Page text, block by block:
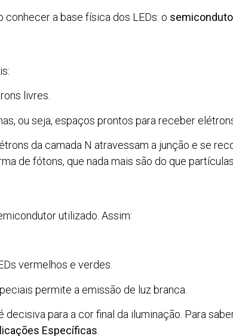
a base física dos LEDs: o
livres.
ou seja, espaços prontos para receber
da camada N atravessam a junção e se
de fótons, que nada mais são do que
utilizado. Assim:
vermelhos e verdes.
permite a emissão de luz branca.
para a cor final da iluminação. Para
Específicas